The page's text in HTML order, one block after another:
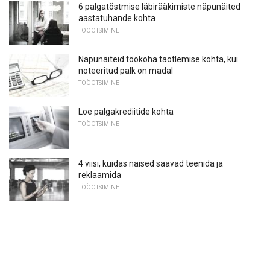
6 palgatõstmise läbirääkimiste näpunäited
aastatuhande kohta
TÖÖOTSIMINE
Näpunäiteid töökoha taotlemise kohta, kui
noteeritud palk on madal
TÖÖOTSIMINE
Loe palgakrediitide kohta
TÖÖOTSIMINE
4 viisi, kuidas naised saavad teenida ja
reklaamida
TÖÖOTSIMINE